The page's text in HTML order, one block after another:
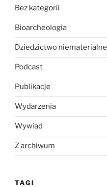
Bez kategorii
Bioarcheologia
Dziedzictwo niematerialne
Podcast
Publikacje
Wydarzenia
Wywiad
Z archiwum
TAGI